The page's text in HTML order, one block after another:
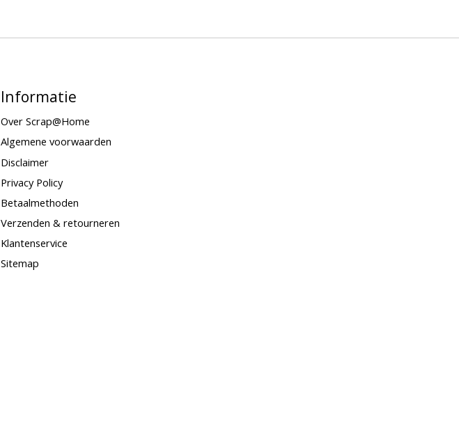
Informatie
Over Scrap@Home
Algemene voorwaarden
Disclaimer
Privacy Policy
Betaalmethoden
Verzenden & retourneren
Klantenservice
Sitemap